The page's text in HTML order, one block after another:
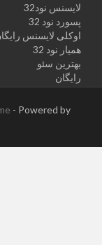
لایسنس نود32
پسورد نود 32
اوکلی لایسنس رایگان
همیار نود 32
بهترین سئو
رایگان
- Powered by